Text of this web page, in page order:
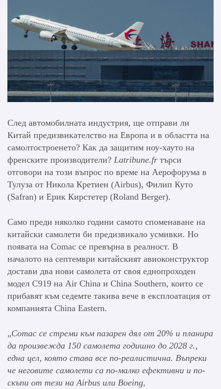
След автомобилната индустрия, ще отправи ли
Китай предизвикателство на Европа и в областта на
самолтостроенето? Как да защитим ноу-хауто на
френските производители? Latribune.fr търси
отговори на този въпрос по време на Аерофорума в
Тулуза от Никола Кретиен (Airbus), Филип Куто
(Safran) и Ерик Кирстетер (Roland Berger).
Само преди няколко години самото споменаване на
китайски самолети би предизвикало усмивки. Но
появата на Comac се превърна в реалност. В
началото на септември китайският авиоконструктор
достави два нови самолета от своя еднопроходен
модел C919 на Air China и China Southern, които се
прибавят към седемте такива вече в експлоатация от
компанията China Eastern.
„Comac се стреми към пазарен дял от 20% и планира
да произвежда 150 самолета годишно до 2028 г.,
една цел, която става все по-реалистична. Въпреки
че неговите самолети са по-малко ефективни и по-
скъпи от тези на Airbus или Boeing,